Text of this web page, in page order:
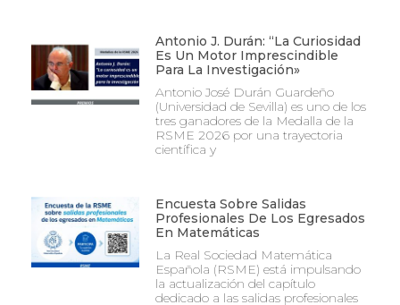
Antonio J. Durán: “La Curiosidad
Es Un Motor Imprescindible
Para La Investigación»
Antonio José Durán Guardeño
(Universidad de Sevilla) es uno de los
tres ganadores de la Medalla de la
RSME 2026 por una trayectoria
científica y
Encuesta Sobre Salidas
Profesionales De Los Egresados
En Matemáticas
La Real Sociedad Matemática
Española (RSME) está impulsando
la actualización del capítulo
dedicado a las salidas profesionales